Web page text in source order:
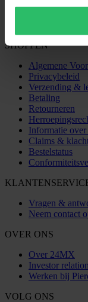
Gevolmachtigde
Btw-
SHOPPEN
Algemene
Privacybeleid
Verzending &
Betaling
Retourneren
Informatie
Claims &
Bestelstatus
Vragen &
Neem contact
OVER ONS
Over 24MX
Investor
Werken bij
VOLG ONS